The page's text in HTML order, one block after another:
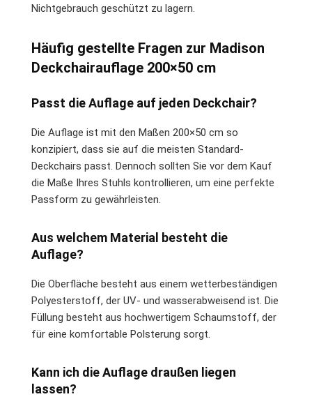
Nichtgebrauch geschützt zu lagern.
Häufig gestellte Fragen zur Madison
Deckchairauflage 200×50 cm
Passt die Auflage auf jeden Deckchair?
Die Auflage ist mit den Maßen 200×50 cm so
konzipiert, dass sie auf die meisten Standard-
Deckchairs passt. Dennoch sollten Sie vor dem Kauf
die Maße Ihres Stuhls kontrollieren, um eine perfekte
Passform zu gewährleisten.
Aus welchem Material besteht die
Auflage?
Die Oberfläche besteht aus einem wetterbeständigen
Polyesterstoff, der UV- und wasserabweisend ist. Die
Füllung besteht aus hochwertigem Schaumstoff, der
für eine komfortable Polsterung sorgt.
Kann ich die Auflage draußen liegen
lassen?